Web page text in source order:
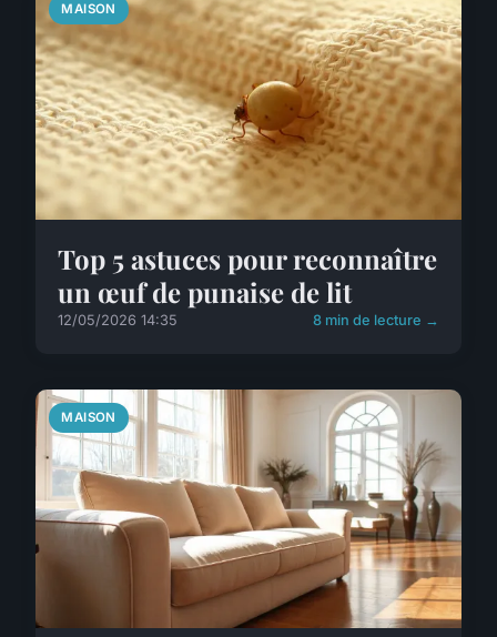
MAISON
Top 5 astuces pour reconnaître
un œuf de punaise de lit
12/05/2026 14:35 8 min de lecture →
MAISON